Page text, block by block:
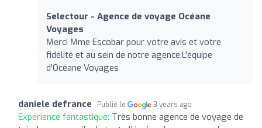
Selectour - Agence de voyage Océane
Voyages
Merci Mme Escobar pour votre avis et votre
fidélité et au sein de notre agence.L'équipe
d'Océane Voyages
daniele defrance Publié le 3 years ago
Expérience fantastique: Très bonne agence de voyage de